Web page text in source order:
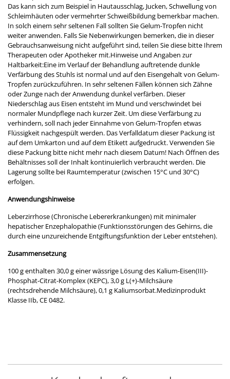
Das kann sich zum Beispiel in Hautausschlag, Jucken, Schwellung von
Schleimhäuten oder vermehrter Schweißbildung bemerkbar machen.
In solch einem sehr seltenen Fall sollten Sie Gelum-Tropfen nicht
weiter anwenden. Falls Sie Nebenwirkungen bemerken, die in dieser
Gebrauchsanweisung nicht aufgeführt sind, teilen Sie diese bitte Ihrem
Therapeuten oder Apotheker mit.Hinweise und Angaben zur
Haltbarkeit:Eine im Verlauf der Behandlung auftretende dunkle
Verfärbung des Stuhls ist normal und auf den Eisengehalt von Gelum-
Tropfen zurückzuführen. In sehr seltenen Fällen können sich Zähne
oder Zunge nach der Anwendung dunkel verfärben. Dieser
Niederschlag aus Eisen entsteht im Mund und verschwindet bei
normaler Mundpflege nach kurzer Zeit. Um diese Verfärbung zu
verhindern, soll nach jeder Einnahme von Gelum-Tropfen etwas
Flüssigkeit nachgespült werden. Das Verfalldatum dieser Packung ist
auf dem Umkarton und auf dem Etikett aufgedruckt. Verwenden Sie
diese Packung bitte nicht mehr nach diesem Datum! Nach Öffnen des
Behältnisses soll der Inhalt kontinuierlich verbraucht werden. Die
Lagerung sollte bei Raumtemperatur (zwischen 15°C und 30°C)
erfolgen.
Anwendungshinweise
Leberzirrhose (Chronische Lebererkrankungen) mit minimaler
hepatischer Enzephalopathie (Funktionsstörungen des Gehirns, die
durch eine unzureichende Entgiftungsfunktion der Leber entstehen).
Zusammensetzung
100 g enthalten 30,0 g einer wässrige Lösung des Kalium-Eisen(III)-
Phosphat-Citrat-Komplex (KEPC), 3,0 g L(+)-Milchsäure
(rechtsdrehende Milchsäure), 0,1 g Kaliumsorbat.Medizinprodukt
Klasse IIb, CE 0482.